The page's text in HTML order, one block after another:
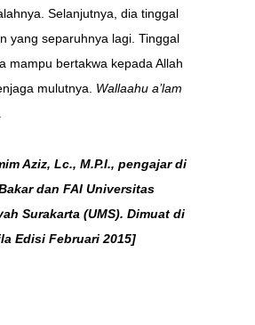
Selanjutnya, dia tinggal
yang separuhnya lagi. Tinggal
mampu bertakwa kepada Allah
mulutnya. Wallaahu a’lam
.
Aziz, Lc., M.P.I., pengajar di
dan FAI Universitas
Surakarta (UMS). Dimuat di
Edisi Februari 2015]